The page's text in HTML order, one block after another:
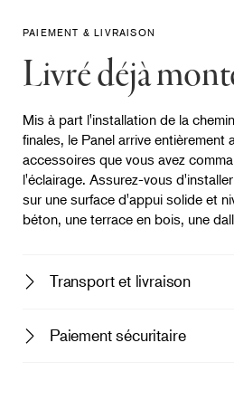
PAIEMENT & LIVRAISON
Livré déjà
Mis à part l'installation de la
finales, le Panel arrive entièrement
accessoires que vous avez
l'éclairage. Assurez-vous
sur une surface d'appui solide et
béton, une terrace en bois, une
Transport et livraison
Paiement sécuritaire